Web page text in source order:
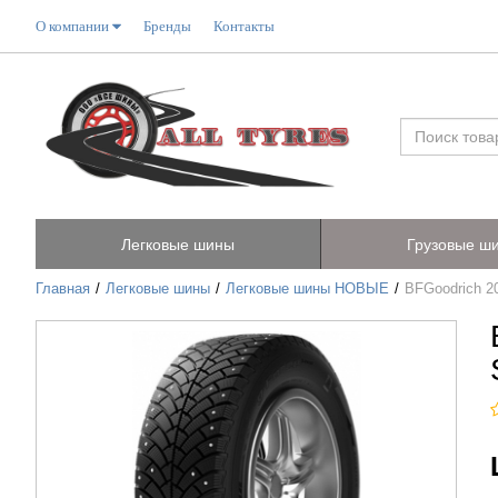
О компании Бренды Контакты
Легковые шины Грузовые
Главная Легковые шины Легковые шины НОВЫЕ BFGoodrich